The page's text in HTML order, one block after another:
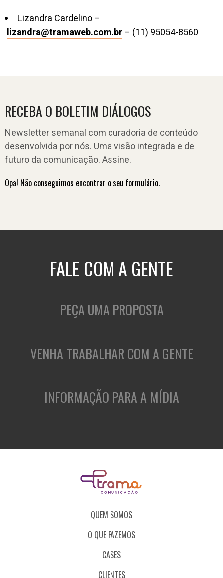
Lizandra Cardelino –
lizandra@tramaweb.com.br– (11) 95054-8560
RECEBA O BOLETIM DIÁLOGOS
Newsletter semanal com curadoria de conteúdo
desenvolvida por nós. Uma visão integrada e de
futuro da comunicação. Assine.
Opa! Não conseguimos encontrar o seu formulário.
FALE COM A GENTE
PEÇA UMA PROPOSTA
VENHA TRABALHAR COM A GENTE
INFORMAÇÃO PARA A MÍDIA
QUEM SOMOS
O QUE FAZEMOS
CASES
CLIENTES